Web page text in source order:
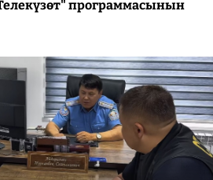
программасынын